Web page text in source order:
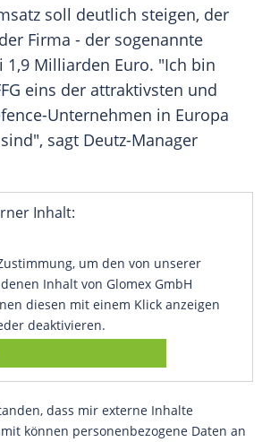
soll deutlich steigen, der
Firma - der sogenannte
1,9 Milliarden Euro. "Ich bin
eins der attraktivsten und
Unternehmen in Europa
sagt Deutz-Manager
Inhalt:
um den von unserer
Inhalt von Glomex GmbH
diesen mit einem Klick anzeigen
deaktivieren.
dass mir externe Inhalte
können personenbezogene Daten an